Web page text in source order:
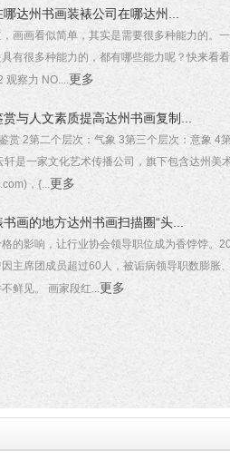
达州书画装裱公司在哪达州...
画画看似简单，其实是需要很多种能力的。
有很多种能力的，都有哪些能力呢？快来看
观察力 NO....更多
与人文素质提高达州书画复制...
赏 2第二个层次：气象 3第三个层次：意象 4
轩是一家文化艺术传播公司，旗下包含达州美
，{...更多
画的地方达州书画扫描圈“头...
的影响，让行业协会领导职位成为香饽饽。
主席团成员超过60人，被诟病领导职数膨胀
鲜见。 画家段红...更多